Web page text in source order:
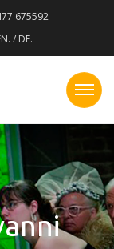
675592
/ DE.